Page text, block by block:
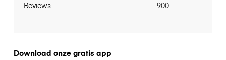
Reviews 900
Download onze gratis app